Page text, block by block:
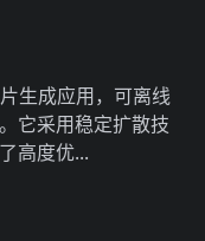
生成应用，可离线
它采用稳定扩散技
高度优...